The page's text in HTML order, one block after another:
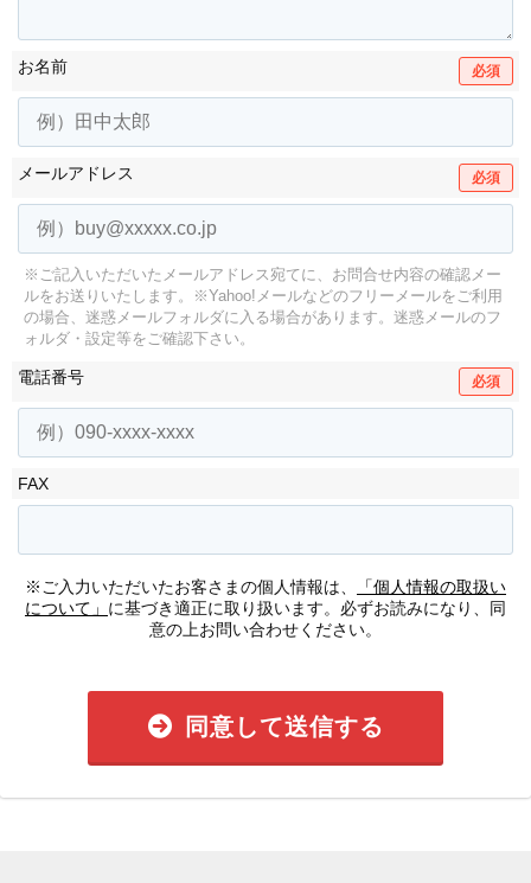
お名前 必須
メールアドレス 必須
※ご記入いただいたメールアドレス宛てに、お問合せ内容の確認メー
ルをお送りいたします。
※Yahoo!メールなどのフリーメールをご利用
の場合、迷惑メールフォルダに入る場合があります。 迷惑メールのフ
ォルダ・設定等をご確認下さい。
電話番号 必須
FAX
※ご入力いただいたお客さまの個人情報は、
「個人情報の取扱い
について」 に基づき適正に取り扱います。必ずお読みになり、同
意の上お問い合わせください。
同意して送信する